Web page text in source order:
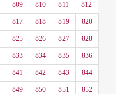
809 810 811 812
817 818 819 820
825 826 827 828
833 834 835 836
841 842 843 844
849 850 851 852